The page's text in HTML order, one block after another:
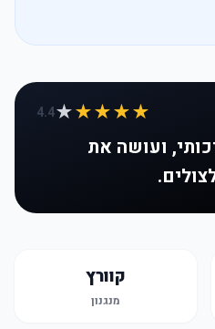
★★★★
★
4.4
ועושה את
קוורץ
מנגנון